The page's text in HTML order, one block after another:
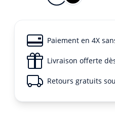
Paiement en 4X
Livraison offerte
Retours gratuits